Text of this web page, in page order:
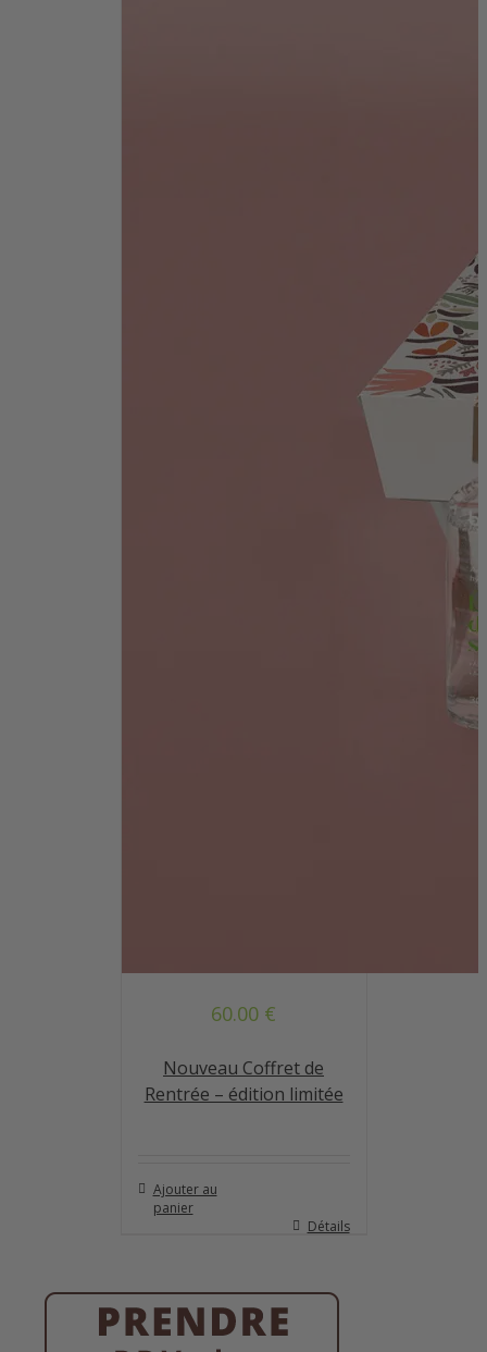
60.00 €
Nouveau Coffret de
Rentrée – édition limitée
Ajouter au
panier
Détails